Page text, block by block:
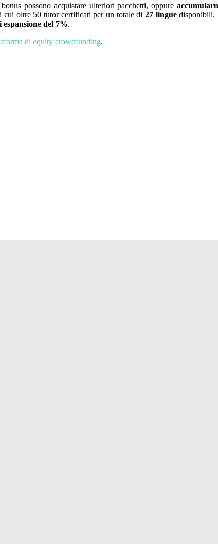
possono acquistare ulteriori pacchetti, oppure
cui oltre 50 tutor certificati per un totale di27 linguedisponibili.
del 7%.
di equity crowdfunding.